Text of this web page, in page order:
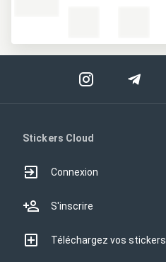
Stickers Cloud
Connexion
S'inscrire
Téléchargez vos stickers